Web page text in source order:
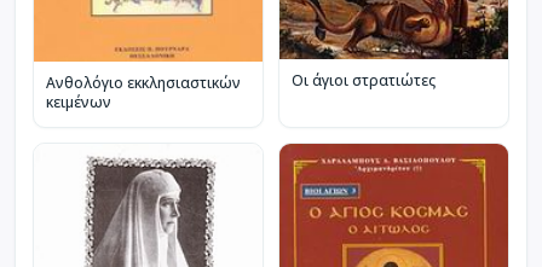
Ανθολόγιο εκκλησιαστικών
κειμένων
Οι άγιοι στρατιώτες